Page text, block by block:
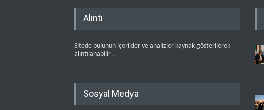
Alıntı
Sitede bulunun içerikler ve analizler kaynak gösterilerek
alıntılanabilir .
Sosyal Medya